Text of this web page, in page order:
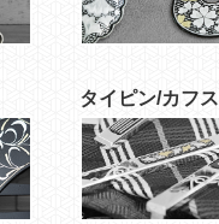
タイピン/カフス